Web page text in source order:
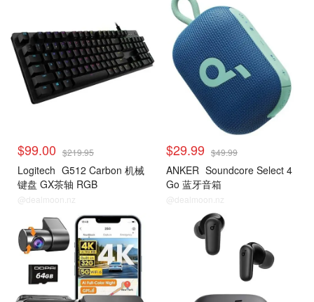
$99.00 $219.95
Logitech G512 Carbon 机械
键盘 GX茶轴 RGB
@dealmoon.nz
$29.99 $49.99
ANKER Soundcore Select 4
Go 蓝牙音箱
@dealmoon.nz